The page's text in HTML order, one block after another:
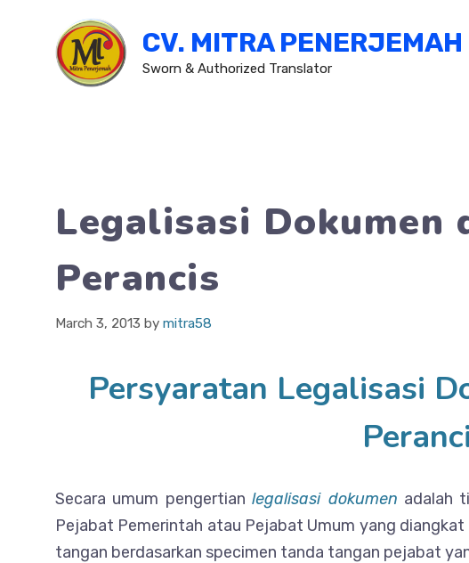
content
CV. MITRA PENERJEMAH
Sworn & Authorized Translator
Legalisasi Dokumen
Perancis
March 3, 2013 by mitra58
Persyaratan Legalisasi
Secara umum pengertianlegalisasi dokumen adalah
Pejabat Pemerintah atau Pejabat Umum yang
tangan berdasarkan specimen tanda tangan pejabat